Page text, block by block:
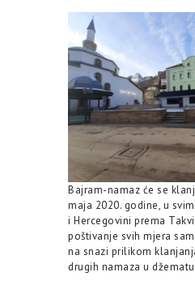
Bajram-namaz će se
maja 2020. godine, u
i Hercegovini prema
poštivanje svih mjera
na snazi prilikom
drugih namaza u